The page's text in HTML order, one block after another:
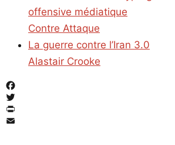
offensive médiatique
Contre Attaque
La guerre contre l’Iran 3.0
Alastair Crooke
Facebook
Twitter
PrintFriendly